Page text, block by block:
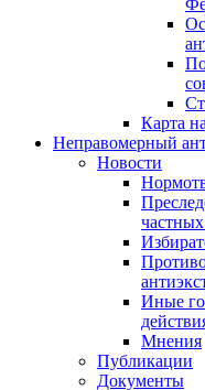
Карта
Неправомерный
Новости
Иные
Мнения
Публикации
Документы